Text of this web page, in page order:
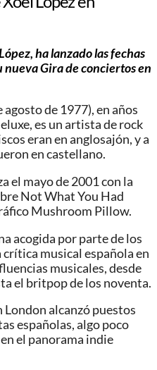
ha lanzado las fechas
nueva Gira de conciertos en
de 1977), en años
es un artista de rock
eran en anglosajón, y a
en castellano.
el mayo de 2001 con la
Not What You Had
Mushroom Pillow.
acogida por parte de los
musical española en
musicales, desde
el britpop de los noventa.
London alcanzó puestos
españolas, algo poco
el panorama indie